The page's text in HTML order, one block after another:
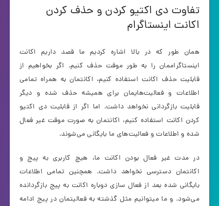
تفاوت دی اکتیو کردن و حذف کردن
اکانت اینستاگرام
همان طور که در بالا اشاره کردیم ما قصد داریم اکانت
اینستاگراممان را به طور موقت حذف کنیم. اگر بخواهیم از
قابلیت حذف اکانت استفاده کنیم، اکانتمان به همراه تمامی
اطلاعات و فعالیت‌هایمان برای همیشه حذف شده و دیگر
قابلیت بازگردانی نخواهد داشت. اما اگر از قابلیت دی اکتیو
کردن اکانت استفاده کنیم، اکانتمان به صورت موقت غیر فعال
شده و اطلاعات و فعالیت‌های ما بایگانی می‌شوند.
در مدت غیر فعال بودن اکانت ما، هیچ کاربری به پیج و
اکانتمان دسترسی نخواهد داشت. همچنین تمامی اطلاعات
بایگانی شده بعد از فعال سازی دوباره اکانت به پیج بازگردانده
می‌شود. و ما میتوانیم مثل گذشته به فعالیتمان در پیج ادامه